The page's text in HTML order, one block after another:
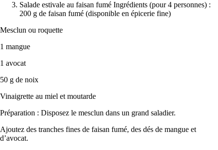
Salade estivale au faisan fumé Ingrédients (pour 4 personnes) :
200 g de faisan fumé (disponible en épicerie fine)
Mesclun ou roquette
1 mangue
1 avocat
50 g de noix
Vinaigrette au miel et moutarde
Préparation : Disposez le mesclun dans un grand saladier.
Ajoutez des tranches fines de faisan fumé, des dés de mangue et
d’avocat.